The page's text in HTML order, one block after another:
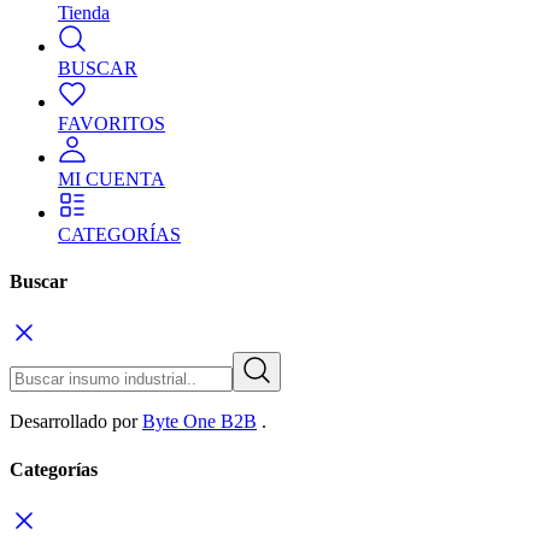
Tienda
BUSCAR
FAVORITOS
MI CUENTA
CATEGORÍAS
Buscar
Desarrollado porByte One B2B .
Categorías